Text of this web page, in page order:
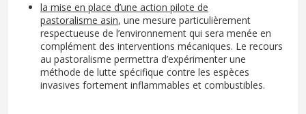
la mise en place d’une action pilote de
pastoralisme asin, une mesure particulièrement
respectueuse de l’environnement qui sera menée en
complément des interventions mécaniques. Le recours
au pastoralisme permettra d’expérimenter une
méthode de lutte spécifique contre les espèces
invasives fortement inflammables et combustibles.